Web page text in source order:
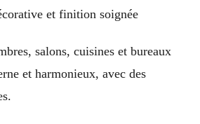
et finition soignée
salons, cuisines et bureaux
et harmonieux, avec des